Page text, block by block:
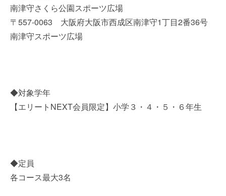
南津守さくら公園スポーツ広場
〒557-0063 大阪府大阪市西成区南津守1丁目2番36号
南津守スポーツ広場
◆対象学年
【エリートNEXT会員限定】小学３・４・５・６年生
◆定員
各コース最大3名